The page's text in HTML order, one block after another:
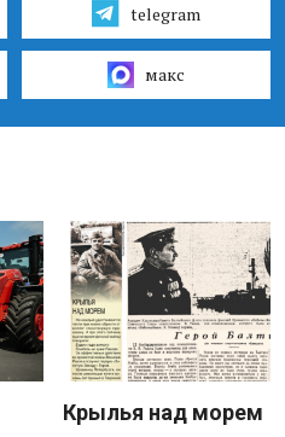
telegram
макс
Крылья над морем